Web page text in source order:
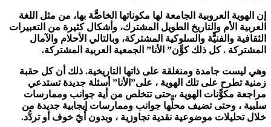
إن الهوية العروبية الجامعة لها مكوناتها الخاصًّة بها، من مثل اللغة
العربية الأم والتاريخ الطويل المشترك، وأشكال كثيرة من التعبيرات
الثقافية والفنيًّة والسلوكية المشتركة، وبالتالي الأحلام والآمال
المشتركة . كل ذلك كوًّن” الأنا” الجمعية العربية المشتركة.
وهي ليست جامدة ومنغلقة على ذاتها التاريخية. ذلك أن كل حقبة
زمنية تطرح على تلك الهوية ، على”الأنا” أسئلة جديدة تستدعي
مراجعة مكوًّنات الهوية ، حتى تتخلص من أية جوانب وممارسات
سلبية ، وحتى تضيف محلًّها جوانب وممارسات إيجابية جديدة من
خلال تحليلات موضوعية نقدية تجاوزية ، وبدون أيً خوف أو تردُّد.